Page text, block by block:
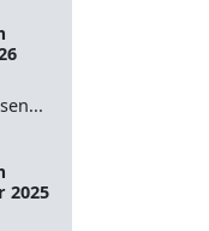
2025